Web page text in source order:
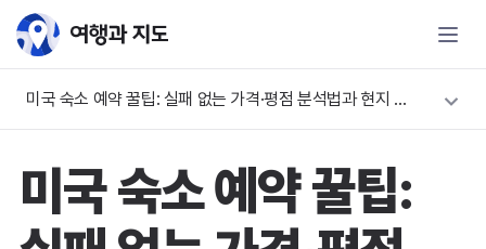
미국 숙소 예약 꿀팁: 실패 없는 가격·평점 분석법과 현지 할인 노하우
미국 숙소 예약 꿀팁: